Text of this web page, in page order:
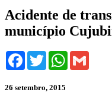
Acidente de
município
Facebook
TwitterWhatsApp
26 setembro, 2015